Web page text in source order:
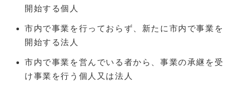
開始する個人
市内で事業を行っておらず、新たに市内で事業を
開始する法人
市内で事業を営んでいる者から、事業の承継を受
け事業を行う個人又は法人